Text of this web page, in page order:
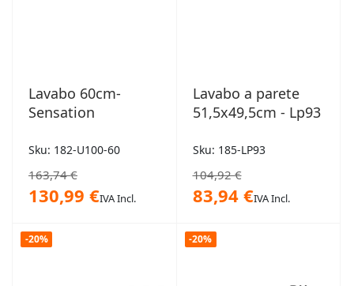
Lavabo 60cm-
Sensation
Sku: 182-U100-60
163,74 €
130,99 €IVA Incl.
Lavabo a parete
51,5x49,5cm - Lp93
Sku: 185-LP93
104,92 €
83,94 €IVA Incl.
-20% -20%